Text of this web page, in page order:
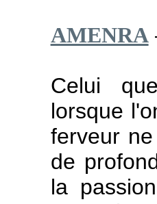
AMENRA
Celui
lorsque
ferveur
de
la